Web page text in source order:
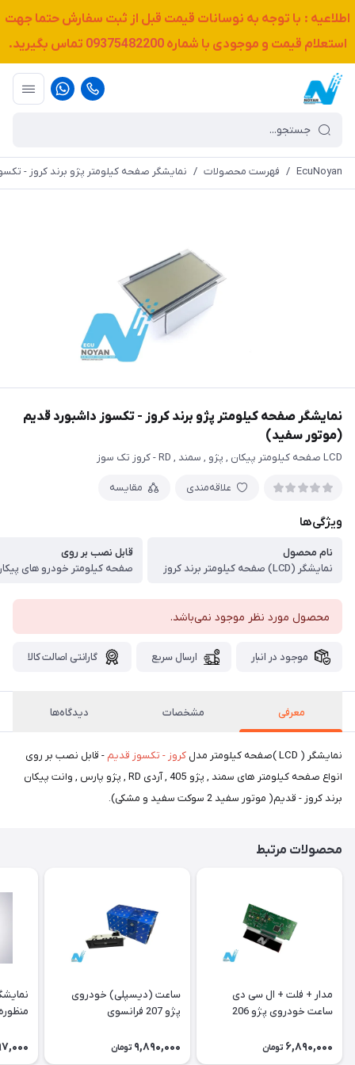
اطلاعیه : با توجه به نوسانات قیمت قبل از ثبت سفارش حتما جهت
استعلام قیمت و موجودی با شماره09375482200 تماس بگیرید.
EcuNoyan
/ فهرست محصولات / نمایشگر صفحه کیلومتر پژو برند کروز -
نمایشگر صفحه کیلومتر پژو برند کروز - تکسوز داشبورد قدیم
(موتور سفید)
LCD صفحه کیلومتر پیکان , پژو , سمند , RD - کروز تک سوز
علاقه‌مندی مقایسه
ویژگی‌ها
نام محصول
نمایشگر (LCD) صفحه کیلومتر برند کروز
قابل نصب بر روی
محصول مورد نظر موجود نمی‌باشد.
موجود در انبار ارسال سریع گارانتی اصالت کالا
معرفی مشخصات دیدگاه‌ها
نمایشگر ( LCD )صفحه کیلومتر مدل کروز - تکسوز قدیم - قابل نصب بر روی
انواع صفحه کیلومتر های سمند , پژو 405 , آردی RD , پژو پارس , وانت پیکان
برند کروز - قدیم( موتور سفید 2 سوکت سفید و مشکی).
محصولات مرتبط
مدار + فلت + ال سی دی
ساعت خودروی پژو 206
6,890,000 تومان
ساعت (دیسپلی) خودروی
پژو 207 فرانسوی
9,890,000 تومان